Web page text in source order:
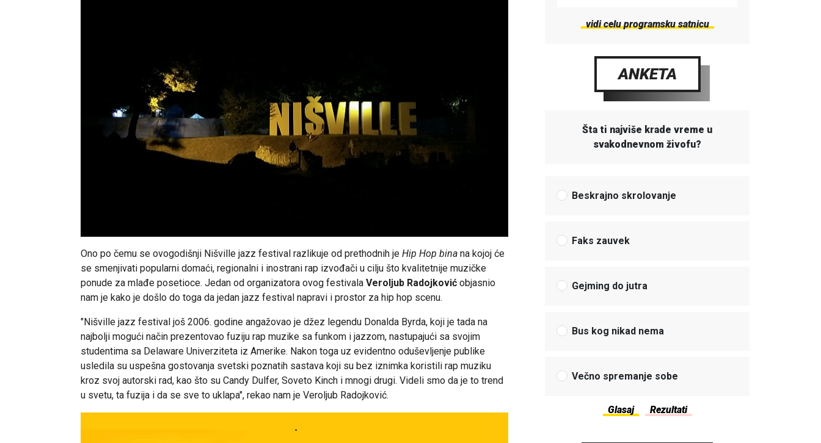
Ono po čemu se ovogodišnji Nišville jazz festival razlikuje od prethodnih je Hip Hop bina na kojoj će
se smenjivati popularni domaći, regionalni i inostrani rap izvođači u cilju što kvalitetnije muzičke
ponude za mlađe posetioce. Jedan od organizatora ovog festivala Veroljub Radojković objasnio
nam je kako je došlo do toga da jedan jazz festival napravi i prostor za hip hop scenu.
"Nišville jazz festival još 2006. godine angažovao je džez legendu Donalda Byrda, koji je tada na
najbolji mogući način prezentovao fuziju rap muzike sa funkom i jazzom, nastupajući sa svojim
studentima sa Delaware Univerziteta iz Amerike. Nakon toga uz evidentno oduševljenje publike
usledila su uspešna gostovanja svetski poznatih sastava koji su bez iznimka koristili rap muziku
kroz svoj autorski rad, kao što su Candy Dulfer, Soveto Kinch i mnogi drugi. Videli smo da je to trend
u svetu, ta fuzija i da se sve to uklapa", rekao nam je Veroljub Radojković.
vidi celu programsku satnicu
ANKETA
Šta ti najviše krade vreme u
svakodnevnom živofu?
Beskrajno skrolovanje
Faks zauvek
Gejming do jutra
Bus kog nikad nema
Večno spremanje sobe